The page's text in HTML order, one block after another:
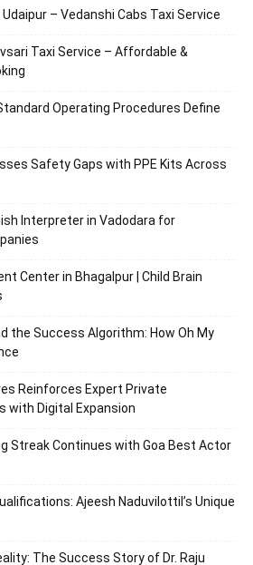
– Vedanshi Cabs Taxi Service
Taxi Service – Affordable &
Operating Procedures Define
Safety Gaps with PPE Kits Across
Interpreter in Vadodara for
Center in Bhagalpur | Child Brain
the Success Algorithm: How Oh My
Reinforces Expert Private
with Digital Expansion
Streak Continues with Goa Best Actor
Ajeesh Naduvilottil’s Unique
The Success Story of Dr. Raju